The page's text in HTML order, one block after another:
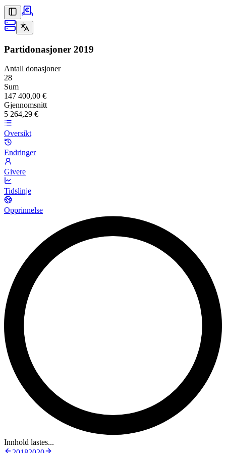
Partidonasjoner 2019
Antall donasjoner
28
Sum
147 400,00 €
Gjennomsnitt
5 264,29 €
Oversikt
Endringer
Givere
Tidslinje
Opprinnelse
Innhold lastes...